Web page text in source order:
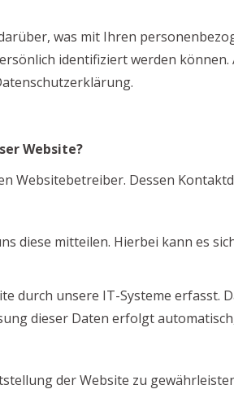
was mit Ihren
identifiziert werden
Website?
Websitebetreiber. Dessen
diese mitteilen. Hierbei kann es
durch unsere IT-Systeme erfasst.
dieser Daten erfolgt
der Website zu